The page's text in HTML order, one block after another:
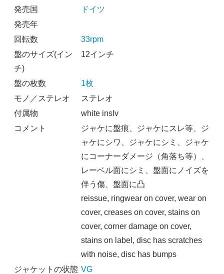
発売国
ドイツ
発売年
回転数
33rpm
盤のサイズ(イン
チ)
12インチ
盤の枚数
1枚
モノ／ステレオ
ステレオ
付属物
white inslv
コメント
ジャケに盤痕、ジャケにスレ等、ジ
ャケにシワ、ジャケにシミ、ジャケ
にコーナーダメージ（角落ち等）、
レーベル面にシミ、盤面にノイズを
伴う傷、盤面に凸
reissue, ringwear on cover, wear on
cover, creases on cover, stains on
cover, corner damage on cover,
stains on label, disc has scratches
with noise, disc has bumps
ジャケットの状態 VG